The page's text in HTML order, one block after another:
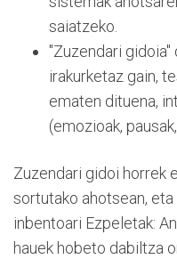
saiatzeko.
"Zuzendari
irakurketaz gain,
ematen dituena,
(emozioak,
Zuzendari gidoi horrek
sortutako ahotsean,
inbentoari Ezpeletak:
hauek hobeto dabiltza